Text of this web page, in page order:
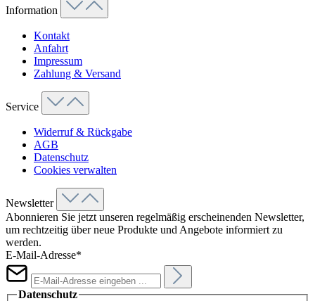
Information
Kontakt
Anfahrt
Impressum
Zahlung & Versand
Service
Widerruf & Rückgabe
AGB
Datenschutz
Cookies verwalten
Newsletter
Abonnieren Sie jetzt unseren regelmäßig erscheinenden Newsletter,
um rechtzeitig über neue Produkte und Angebote informiert zu
werden.
E-Mail-Adresse*
Datenschutz